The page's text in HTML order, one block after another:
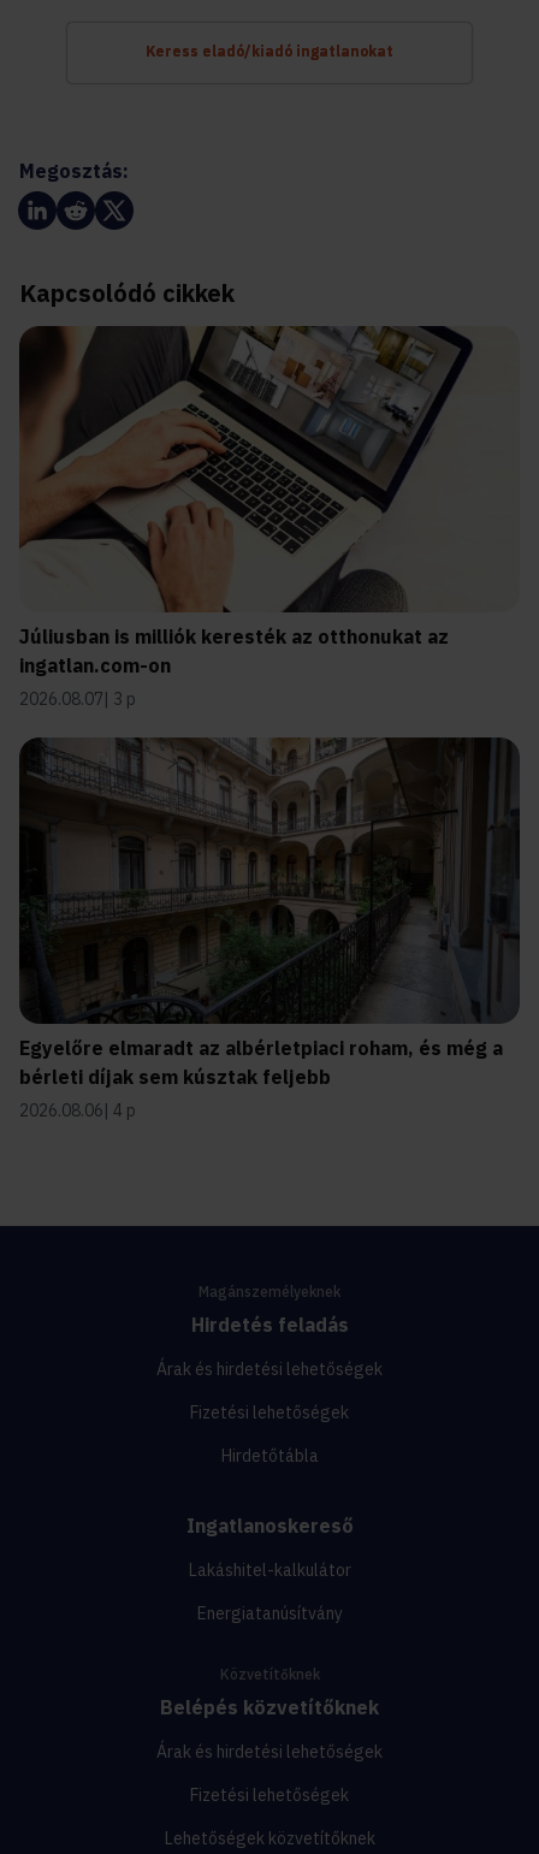
Keress eladó/kiadó ingatlanokat
Megosztás:
Kapcsolódó cikkek
Júliusban is milliók keresték az otthonukat az
ingatlan.com-on
2026.08.07 3 p
Egyelőre elmaradt az albérletpiaci roham, és még a
bérleti díjak sem kúsztak feljebb
2026.08.06 4 p
Magánszemélyeknek
Hirdetés feladás
Árak és hirdetési lehetőségek
Fizetési lehetőségek
Hirdetőtábla
Ingatlanoskereső
Lakáshitel-kalkulátor
Energiatanúsítvány
Közvetítőknek
Belépés közvetítőknek
Árak és hirdetési lehetőségek
Fizetési lehetőségek
Lehetőségek közvetítőknek